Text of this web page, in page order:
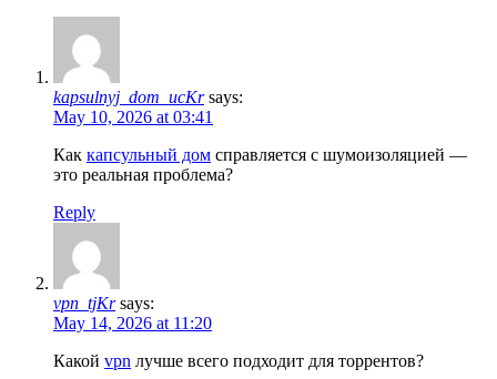
kapsulnyj_dom_ucKr says:
May 10, 2026 at 03:41
Как капсульный дом справляется с шумоизоляцией —
это реальная проблема?
Reply
vpn_tjKr says:
May 14, 2026 at 11:20
Какой vpn лучше всего подходит для торрентов?